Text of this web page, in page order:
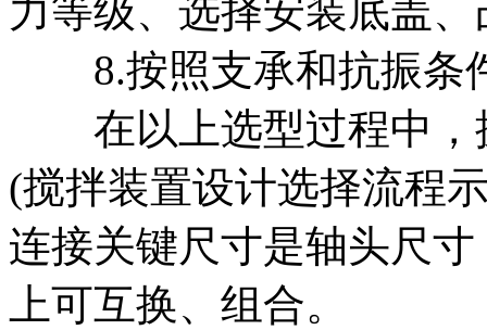
力等级、选择安装底盖
8.按照支承和抗振条
在以上选型过程中，
(搅拌装置设计选择流程
连接关键尺寸是轴头尺
上可互换、组合。